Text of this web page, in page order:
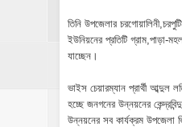
তিনি উপজেলার
ইউনিয়নের প্রতিটি গ্রাম,পাড়া-
যাচ্ছেন।
ভাইস চেয়ারম্যান প্রার্থী আব্দুল
হচ্ছে জনগনের উন্নয়নের
উন্নয়নের সব কার্যক্রম